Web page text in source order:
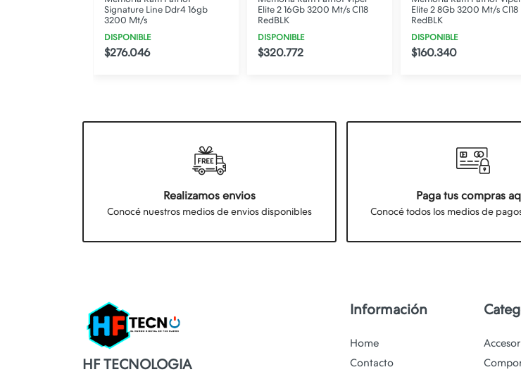
Signature Line Ddr4 16gb
3200 Mt/s
DISPONIBLE
$276.046
Elite 2 16Gb 3200 Mt/s Cl18
RedBLK
DISPONIBLE
$320.772
Elite 2 8Gb 3200 Mt/s Cl18
RedBLK
DISPONIBLE
$160.340
Realizamos envios
Conocé nuestros medios de envios disponibles
Paga tus compras
Conocé todos los medios de
HF TECNOLOGIA
Información
Home
Contacto